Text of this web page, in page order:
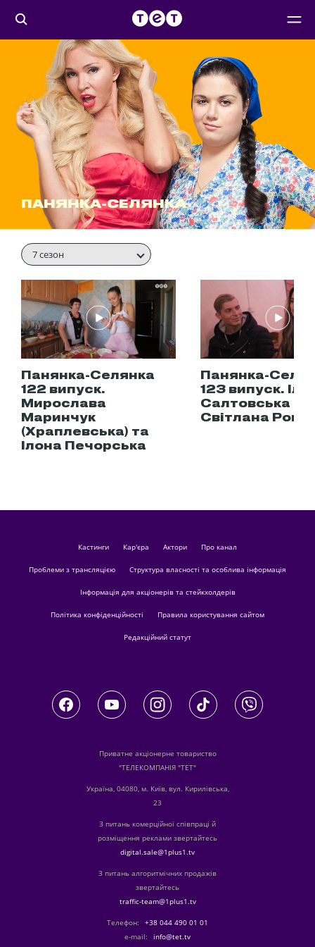
ПАНЯНКА-СЕЛЯНКА
7 сезон
Панянка-Селянка
122 випуск.
Мирослава
Маринчук
(Храплевська) та
Ілона Печорська
Панянка-
123 випуск. Іла
Салтовська та
Світлана
кастинги Кар'єра актори Про канал
Проблеми з трансляцією Структура власності та особлива інформація
Інформація для акціонерів та стейкхолдерів
Політика конфіденційності Правила користування сайтом
Редакційний статут
Приватне акціонерне товариство
"ТЕЛЕКОМПАНІЯ "ТЕТ"
Україна, 04080, м. Київ, вул. Кирилівська,
23
З питань комерційної співпраці й
розміщення реклами звертайтесь
digital.sale@1plus1.tv
З питань алгоритмічних продажів
звертайтесь
traffic-team@1plus1.tv
Телефон:
+38 044 490 01 01
е-mail:
info@tet.tv